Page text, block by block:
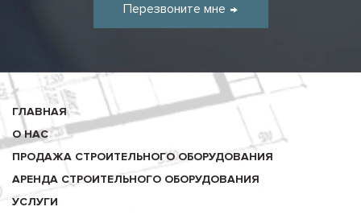
Перезвоните мне
ГЛАВНАЯ
О НАС
ПРОДАЖА СТРОИТЕЛЬНОГО ОБОРУДОВАНИЯ
АРЕНДА СТРОИТЕЛЬНОГО ОБОРУДОВАНИЯ
УСЛУГИ